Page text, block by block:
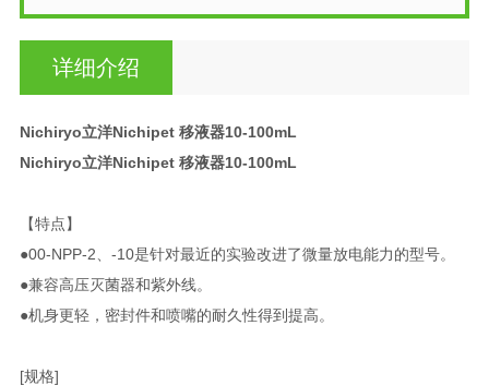
详细介绍
Nichiryo立洋Nichipet 移液器10-100mL
Nichiryo立洋Nichipet 移液器10-100mL
【特点】
●00-NPP-2、-10是针对最近的实验改进了微量放电能力的型号。
●兼容高压灭菌器和紫外线。
●机身更轻，密封件和喷嘴的耐久性得到提高。
[规格]